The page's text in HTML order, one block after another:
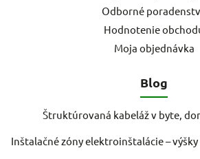
Odborné
Hodnotenie
Moja objednávka
Blog
Štruktúrovaná kabeláž v byte,
Inštalačné zóny elektroinštalácie –